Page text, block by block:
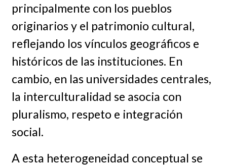
principalmente con los pueblos
originarios y el patrimonio cultural,
reflejando los vínculos geográficos e
históricos de las instituciones. En
cambio, en las universidades centrales,
la interculturalidad se asocia con
pluralismo, respeto e integración
social.
A esta heterogeneidad conceptual se